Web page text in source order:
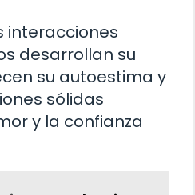
interacciones
desarrollan su
su autoestima y
sólidas
y la confianza